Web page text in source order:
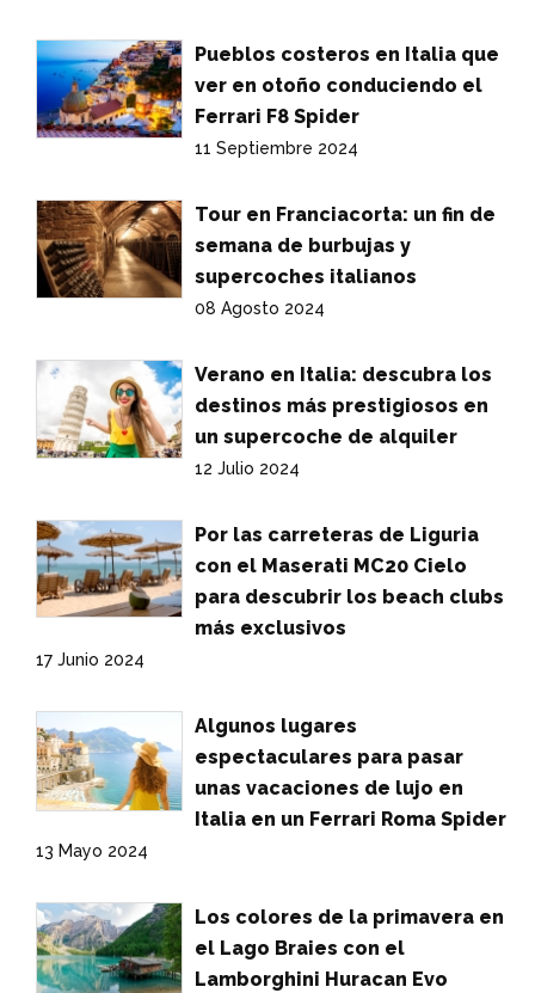
Pueblos costeros en Italia que
ver en otoño conduciendo el
Ferrari F8 Spider
11 Septiembre 2024
Tour en Franciacorta: un fin de
semana de burbujas y
supercoches italianos
08 Agosto 2024
Verano en Italia: descubra los
destinos más prestigiosos en
un supercoche de alquiler
12 Julio 2024
Por las carreteras de Liguria
con el Maserati MC20 Cielo
para descubrir los beach clubs
más exclusivos
17 Junio 2024
Algunos lugares
espectaculares para pasar
unas vacaciones de lujo en
Italia en un Ferrari Roma Spider
13 Mayo 2024
Los colores de la primavera en
el Lago Braies con el
Lamborghini Huracan Evo